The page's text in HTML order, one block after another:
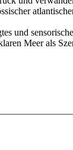
und
Meer als